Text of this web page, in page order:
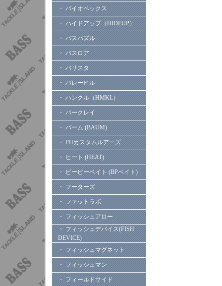
・ バイオベックス
・ ハイドアップ（HIDEUP）
・ バスパズル
・ バスロア
・ バリスタ
・ バレーヒル
・ ハンクル（HMKL）
・ バークレイ
・ バーム (BAUM)
・ PHカスタムルアーズ
・ ヒート (HEAT)
・ ビーピーベイト (BPベイト)
・ フーターズ
・ ファットラボ
・ フィッシュアロー
・ フィッシュデバイス(FISH
DEVICE)
・ フィッシュマグネット
・ フィッシュマン
・ フィールドサイド